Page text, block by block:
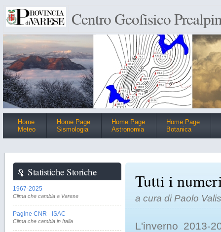
Centro Geofisico
Home
Meteo
Home Page
Sismologia
Home Page
Astronomia
Home Page
Botanica
Tutti i
a cura di Paolo
L'inverno 2013-
Statistiche Storiche
1967-2025
Clima che cambia a Varese
Pagine CNR - ISAC
Clima che cambia in Italia